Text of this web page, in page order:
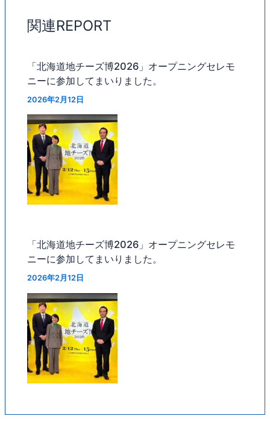
関連REPORT
「北海道地チーズ博2026」オープニングセレモ
ニーに参加してまいりました。
2026年2月12日
「北海道地チーズ博2026」オープニングセレモ
ニーに参加してまいりました。
2026年2月12日